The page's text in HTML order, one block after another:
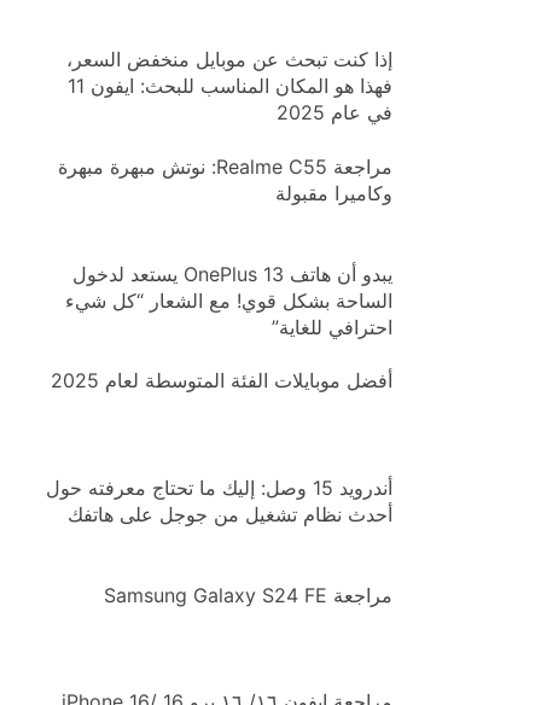
إذا كنت تبحث عن موبايل منخفض السعر،
فهذا هو المكان المناسب للبحث: ايفون 11
في عام 2025
مراجعة Realme C55: نوتش مبهرة مبهرة
وكاميرا مقبولة
يبدو أن هاتف OnePlus 13 يستعد لدخول
الساحة بشكل قوي! مع الشعار “كل شيء
احترافي للغاية”
أفضل موبايلات الفئة المتوسطة لعام 2025
أندرويد 15 وصل: إليك ما تحتاج معرفته حول
أحدث نظام تشغيل من جوجل على هاتفك
مراجعة Samsung Galaxy S24 FE